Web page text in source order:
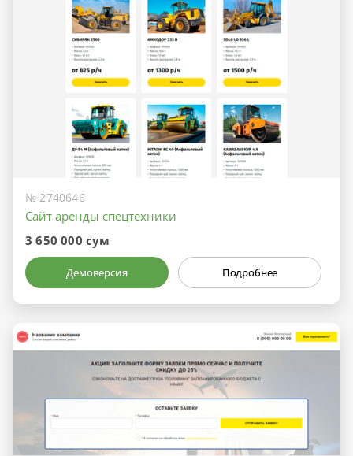
№ 2740646
Сайт аренды спецтехники
3 650 000 сум
Демоверсия Подробнее